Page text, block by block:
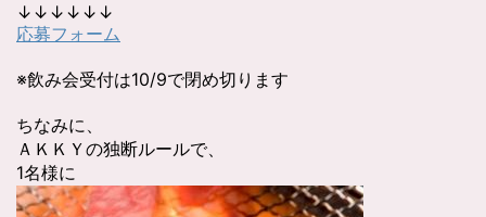
↓↓↓↓↓↓
応募フォーム
※飲み会受付は10/9で閉め切ります
ちなみに、
ＡＫＫＹの独断ルールで、
1名様に